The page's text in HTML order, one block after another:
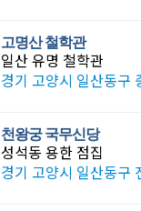
고명산 철학관
일산 유명 철학관
경기 고양시 일산동구
천왕궁 국무신당
성석동 용한 점집
경기 고양시 일산동구